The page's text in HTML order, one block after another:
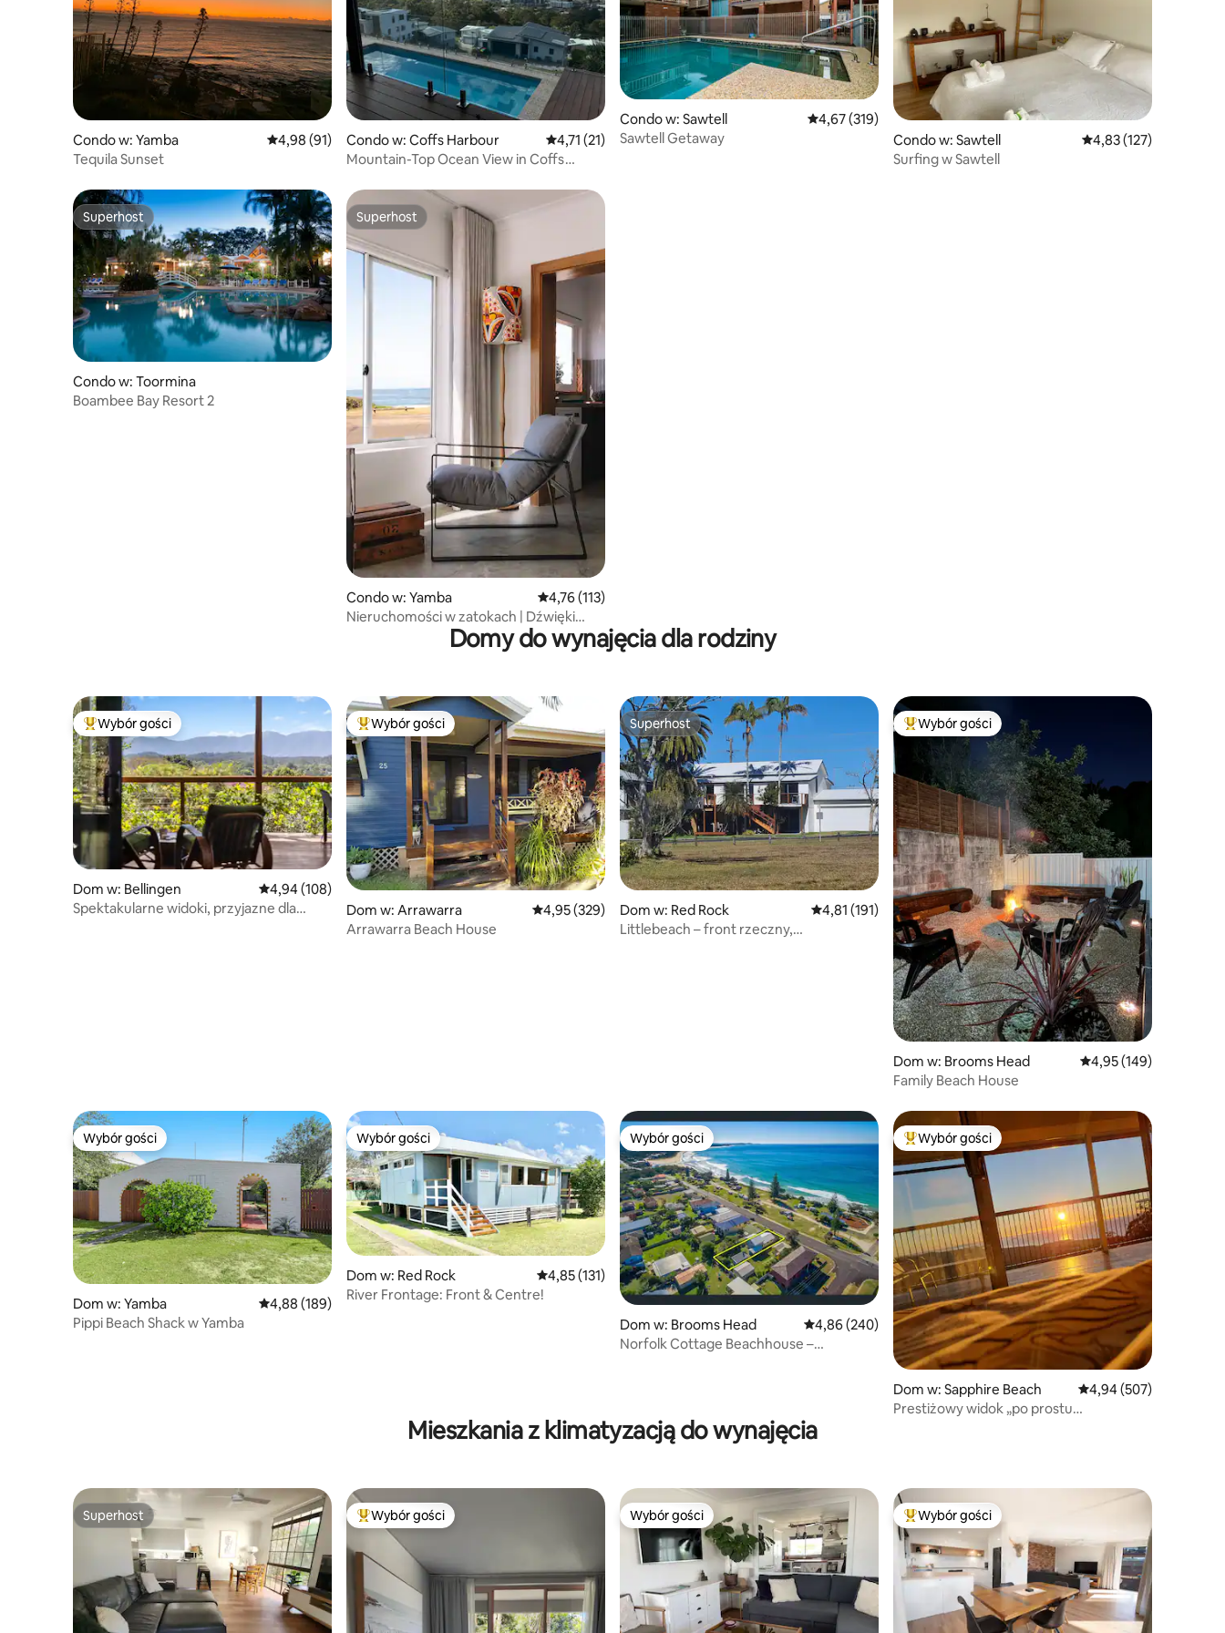
Condo w: Yamba Średnia ocena: 4,98 na 5, liczba recenzji: 91
4,98 (91)
Tequila Sunset
Condo w: Coffs Harbour Średnia ocena: 4,71 na 5, liczba recenzji: 21
4,71 (21)
Mountain-Top Ocean View in Coffs
Condo w: Sawtell Średnia ocena: 4,67 na 5, liczba recenzji: 319
4,67 (319)
Sawtell Getaway
Condo w: Sawtell Średnia ocena: 4,83
4,83 (127)
Surfing w Sawtell
Superhost
Superhost
Condo w: Toormina
Boambee Bay Resort 2
Superhost
Superhost
Condo w: Yamba Średnia ocena: 4,76 na 5, liczba recenzji: 113
4,76 (113)
Nieruchomości w zatokach | Dźwięki
Domy do wynajęcia dla rodziny
Najpopularniejsze z kategorii Wybór gości
Wybór gości
Dom w: Bellingen Średnia ocena: 4,94 na 5, liczba recenzji: 108
4,94 (108)
Spektakularne widoki, przyjazne dla
Najpopularniejsze z kategorii Wybór gości
Wybór gości
Dom w: Arrawarra Średnia ocena: 4,95 na 5, liczba recenzji: 329
4,95 (329)
Arrawarra Beach House
Superhost
Superhost
Dom w: Red Rock Średnia ocena: 4,81 na 5, liczba recenzji: 191
4,81 (191)
Littlebeach – front rzeczny,
Najpopularniejsze z kategorii Wybór gości
Wybór gości
Dom w: Brooms Head Średnia ocena: 4,95
4,95 (149)
Family Beach House
Wybór gości
Wybór gości
Dom w: Yamba Średnia ocena: 4,88 na 5, liczba recenzji: 189
4,88 (189)
Pippi Beach Shack w Yamba
Wybór gości
Wybór gości
Dom w: Red Rock Średnia ocena: 4,85 na 5, liczba recenzji: 131
4,85 (131)
River Frontage: Front & Centre!
Wybór gości
Wybór gości
Dom w: Brooms Head Średnia ocena: 4,86 na 5, liczba recenzji: 240
4,86 (240)
Norfolk Cottage Beachhouse –
Najpopularniejsze z kategorii Wybór gości
Wybór gości
Dom w: Sapphire Beach Średnia ocena: 4,94
4,94 (507)
Prestiżowy widok „po prostu
Mieszkania z klimatyzacją do wynajęcia
Superhost
Superhost Najpopularniejsze z kategorii Wybór gości
Wybór gości Wybór gości
Wybór gości Najpopularniejsze z kategorii Wybór gości
Wybór gości